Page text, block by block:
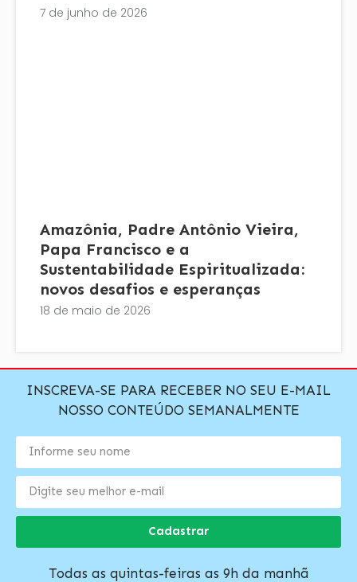
7 de junho de 2026
Amazônia, Padre Antônio Vieira,
Papa Francisco e a
Sustentabilidade Espiritualizada:
novos desafios e esperanças
18 de maio de 2026
INSCREVA-SE PARA RECEBER NO SEU E-MAIL
NOSSO CONTEÚDO SEMANALMENTE
Cadastrar
Todas as quintas-feiras as 9h da manhã